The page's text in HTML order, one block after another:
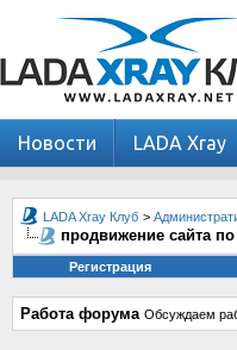
Новости LADA Xray
LADA Xray Клуб >
продвижение сайта
Регистрация
Работа форума Обсуждаем